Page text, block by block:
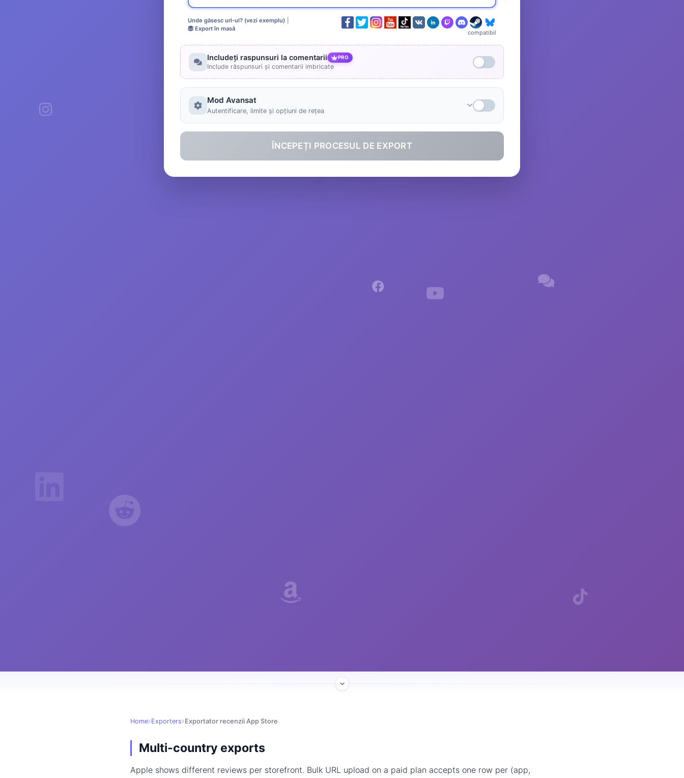
Unde găsesc url-ul? (vezi exemplu)
Export în masă
compatibil
Includeți raspunsuri la comentarii PRO
Include răspunsuri și comentarii imbricate
Mod Avansat
Autentificare, limite și opțiuni de rețea
ÎNCEPEȚI PROCESUL DE EXPORT
Home Exporters Exportator recenzii App Store
Multi-country exports
Apple shows different reviews per storefront. Bulk URL upload on a paid plan accepts one row per (app,